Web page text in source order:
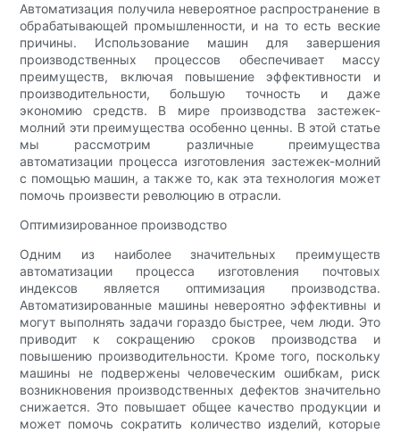
Автоматизация получила невероятное распространение в
обрабатывающей промышленности, и на то есть веские
причины. Использование машин для завершения
производственных процессов обеспечивает массу
преимуществ, включая повышение эффективности и
производительности, большую точность и даже
экономию средств. В мире производства застежек-
молний эти преимущества особенно ценны. В этой статье
мы рассмотрим различные преимущества
автоматизации процесса изготовления застежек-молний
с помощью машин, а также то, как эта технология может
помочь произвести революцию в отрасли.
Оптимизированное производство
Одним из наиболее значительных преимуществ
автоматизации процесса изготовления почтовых
индексов является оптимизация производства.
Автоматизированные машины невероятно эффективны и
могут выполнять задачи гораздо быстрее, чем люди. Это
приводит к сокращению сроков производства и
повышению производительности. Кроме того, поскольку
машины не подвержены человеческим ошибкам, риск
возникновения производственных дефектов значительно
снижается. Это повышает общее качество продукции и
может помочь сократить количество изделий, которые